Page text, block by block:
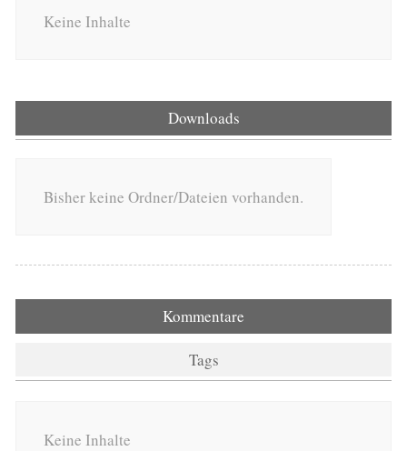
Keine Inhalte
Downloads
Bisher keine Ordner/Dateien vorhanden.
Kommentare
Tags
Keine Inhalte